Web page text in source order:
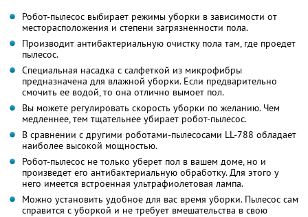
Робот-пылесос выбирает режимы уборки в зависимости от
месторасположения и степени загрязненности пола.
Производит антибактериальную очистку пола там, где проедет
пылесос.
Специальная насадка с салфеткой из микрофибры
предназначена для влажной уборки. Если предварительно
смочить ее водой, то она отлично вымоет пол.
Вы можете регулировать скорость уборки по желанию. Чем
медленнее, тем тщательнее убирает робот-пылесос.
В сравнении с другими роботами-пылесосами LL-788 обладает
наиболее высокой мощностью.
Робот-пылесос не только уберет пол в вашем доме, но и
произведет его антибактериальную обработку. Для этого у
него имеется встроенная ультрафиолетовая лампа.
Можно установить удобное для вас время уборки. Пылесос сам
справится с уборкой и не требует вмешательства в свою